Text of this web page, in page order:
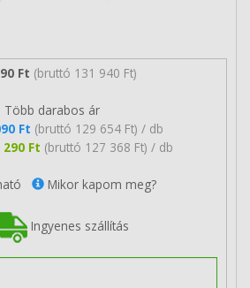
Ft (bruttó 131 940 Ft)
Több darabos ár
Ft (bruttó 129 654 Ft) / db
290 Ft (bruttó 127 368 Ft) / db
Mikor kapom meg?
Ingyenes szállítás